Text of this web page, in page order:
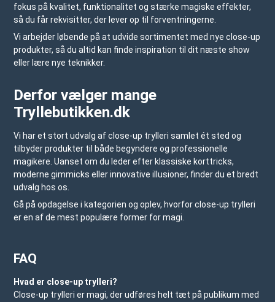
fokus på kvalitet, funktionalitet og stærke magiske effekter,
så du får rekvisitter, der lever op til forventningerne.
Vi arbejder løbende på at udvide sortimentet med nye close-up
produkter, så du altid kan finde inspiration til dit næste show
eller lære nye teknikker.
Derfor vælger mange
Tryllebutikken.dk
Vi har et stort udvalg af close-up trylleri samlet ét sted og
tilbyder produkter til både begyndere og professionelle
magikere. Uanset om du leder efter klassiske korttricks,
moderne gimmicks eller innovative illusioner, finder du et bredt
udvalg hos os.
Gå på opdagelse i kategorien og oplev, hvorfor close-up trylleri
er en af de mest populære former for magi.
FAQ
Hvad er close-up trylleri?
Close-up trylleri er magi, der udføres helt tæt på publikum med